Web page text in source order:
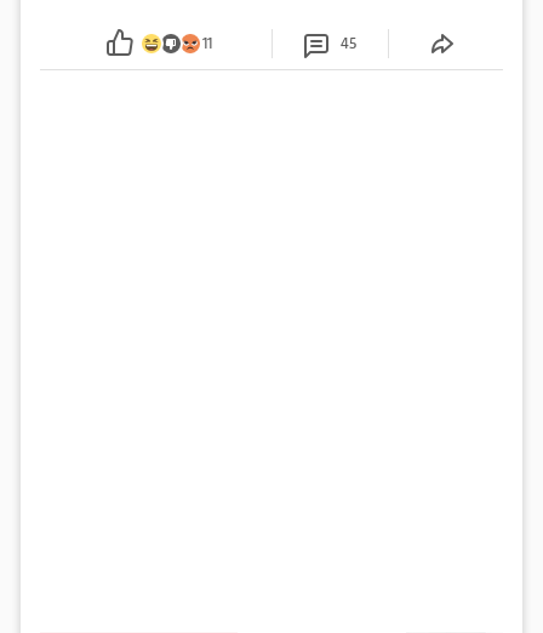
ga uhitili, a psa je preuzeo komunalni redar
11 45